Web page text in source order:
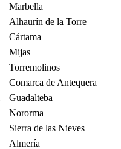
Marbella
Alhaurín de la Torre
Cártama
Mijas
Torremolinos
Comarca de Antequera
Guadalteba
Nororma
Sierra de las Nieves
Almería